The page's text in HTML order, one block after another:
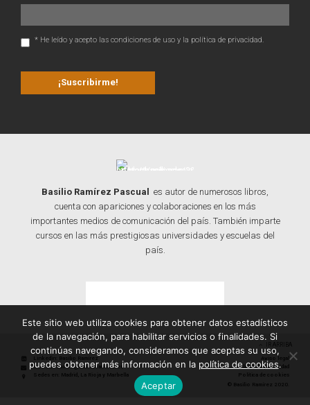
* He leído y acepto las condiciones de uso y la política de privacidad.
Basilio Ramírez Pascual
es autor de numerosos libros,
cuenta con apariciones y colaboraciones en los más
importantes medios de comunicación del país. También imparte
cursos en las más prestigiosas universidades y escuelas del
país.
IR ARRIBA
Linkedin: Basilio Ramírez
Correo: basilio@basilioramirez.es
Sedes en: Madrid, La Rioja y Marbella
Aviso legal
Política de privacidad
Política de cookies
© Basilio Ramírez 2020.
Este sitio web utiliza cookies para obtener datos estadísticos
de la navegación, para habilitar servicios o finalidades. Si
continúas navegando, consideramos que aceptas su uso,
puedes obtener más información en la política de cookies.
Aceptar